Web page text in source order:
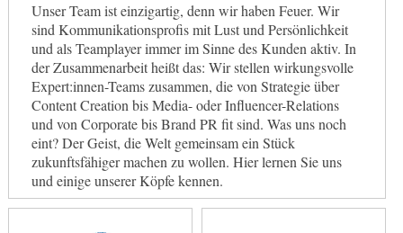
Unser Team ist einzigartig, denn wir haben Feuer. Wir
sind Kommunikationsprofis mit Lust und Persönlichkeit
und als Teamplayer immer im Sinne des Kunden aktiv. In
der Zusammenarbeit heißt das: Wir stellen wirkungsvolle
Expert:innen-Teams zusammen, die von Strategie über
Content Creation bis Media- oder Influencer-Relations
und von Corporate bis Brand PR fit sind. Was uns noch
eint? Der Geist, die Welt gemeinsam ein Stück
zukunftsfähiger machen zu wollen. Hier lernen Sie uns
und einige unserer Köpfe kennen.